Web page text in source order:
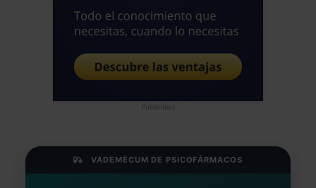
Publicidad
VADEMÉCUM DE PSICOFÁRMACOS